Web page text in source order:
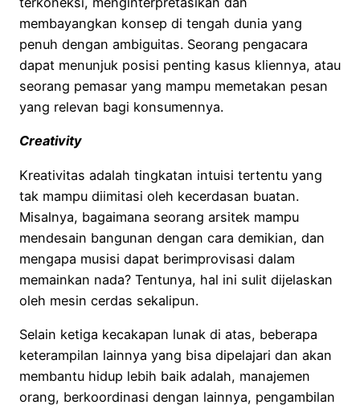
membayangkan konsep di tengah dunia yang
penuh dengan ambiguitas. Seorang pengacara
dapat menunjuk posisi penting kasus kliennya, atau
seorang pemasar yang mampu memetakan pesan
yang relevan bagi konsumennya.
Creativity
Kreativitas adalah tingkatan intuisi tertentu yang
tak mampu diimitasi oleh kecerdasan buatan.
Misalnya, bagaimana seorang arsitek mampu
mendesain bangunan dengan cara demikian, dan
mengapa musisi dapat berimprovisasi dalam
memainkan nada? Tentunya, hal ini sulit dijelaskan
oleh mesin cerdas sekalipun.
Selain ketiga kecakapan lunak di atas, beberapa
keterampilan lainnya yang bisa dipelajari dan akan
membantu hidup lebih baik adalah, manajemen
orang, berkoordinasi dengan lainnya, pengambilan